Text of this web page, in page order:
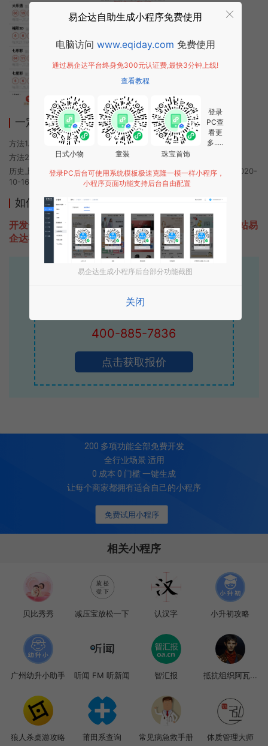
一定牛彩票小程序使用方法
方法1. 使用微信扫描本页面上方二维码进入一定牛彩票的小程序
方法2. 在微信中搜索“一定牛彩票”即可进入小程序
历史上的今时小程序由一定牛彩票团队开发，易企达小程序商店于2020-
10-16 00:53发布
如何开发类似一定牛彩票的小程序
开发一款类似一定牛彩票的小程序不难，只需要咨询本站易
企达客服即可为您定制开发，免费提供报价。
易企达10年行业沉淀！
400-885-7836
点击获取报价
免费试用小程序
200 多项功能全部免费开发
全行业场景 适用
0 成本 0 门槛 一键生成
让每个商家都拥有适合自己的小程序
相关小程序
贝比秀秀 减压宝放松一下 认汉字 小升初攻略
广州幼升小助手 听闻 FM 听新闻 智汇报 抵抗组织阿瓦...
狼人杀桌游攻略 莆田系查询 常见病急救手册 体质管理大师
易企达自助生成小程序免费使用
电脑访问 www.eqiday.com 免费使用
通过易企达平台终身免300元认证费,最快3分钟上线!
查看教程
日式小物 童装 珠宝首饰
登录
PC查
看更
多.....
登录PC后台可使用系统模板极速克隆一模一样小程序，
小程序页面功能支持后台自由配置
易企达生成小程序后台部分功能截图
关闭